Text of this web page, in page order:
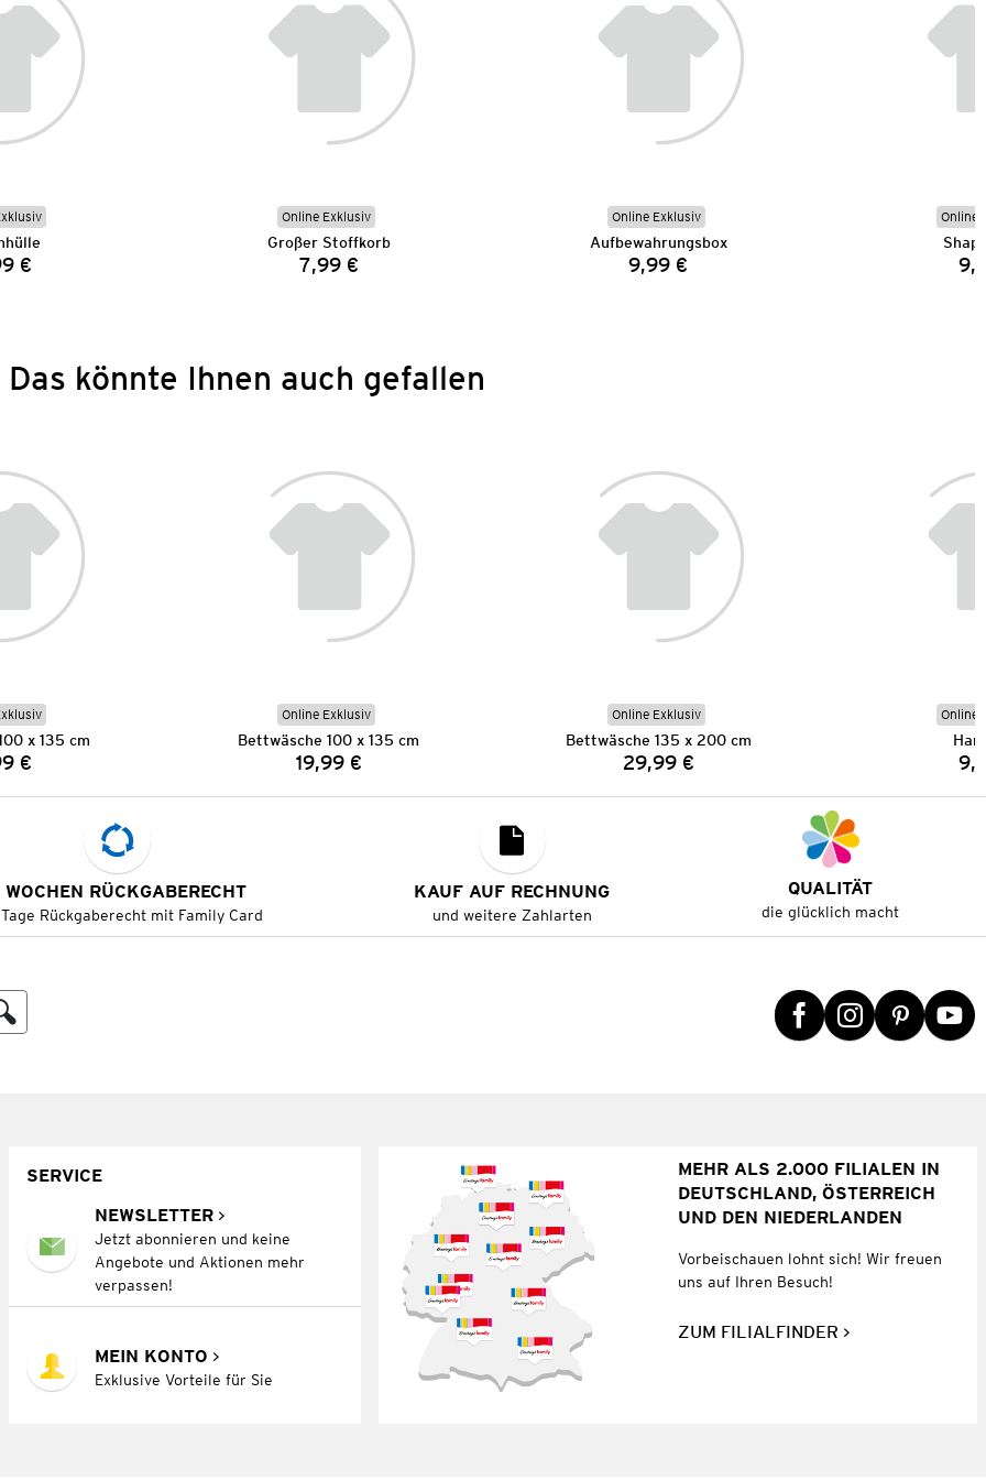
€
Online Exklusiv
Großer Stoffkorb
Preis:
7,99 €
Online Exklusiv
Aufbewahrungsbox
Preis:
9,99 €
Online
Das könnte Ihnen auch gefallen
x 135 cm
€
Online Exklusiv
Bettwäsche 100 x 135 cm
Preis:
19,99 €
Online Exklusiv
Bettwäsche 135 x 200 cm
Preis:
29,99 €
Online
RÜCKGABERECHT
Rückgaberecht mit Family Card
KAUF AUF RECHNUNG
und weitere Zahlarten
QUALITÄT
die glücklich macht
SERVICE
NEWSLETTER
Jetzt abonnieren und keine
Angebote und Aktionen mehr
verpassen!
MEIN KONTO
Exklusive Vorteile für Sie
MEHR ALS 2.000 FILIALEN IN
DEUTSCHLAND, ÖSTERREICH
UND DEN NIEDERLANDEN
Vorbeischauen lohnt sich! Wir freuen
uns auf Ihren Besuch!
ZUM FILIALFINDER